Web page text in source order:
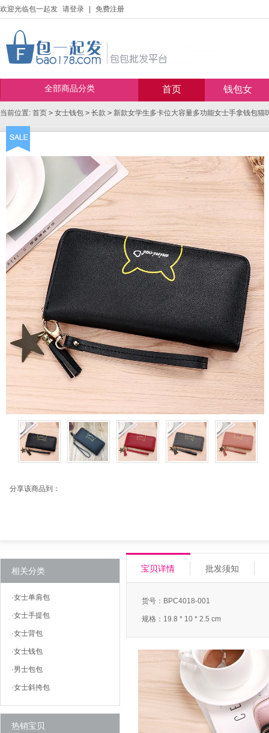
欢迎光临包一起发 请登录 免费注册
全部商品分类 首页 钱包女
当前位置: 首页 > 女士钱包 > 长款 > 新款女学生多卡位大容量多功能女士手拿钱包猫
分享该商品到：
相关分类
·女士单肩包
·女士手提包
·女士背包
·女士钱包
·男士包包
·女士斜挎包
热销宝贝
宝贝详情 批发须知
货号：BPC4018-001
规格：19.8 * 10 * 2.5 cm